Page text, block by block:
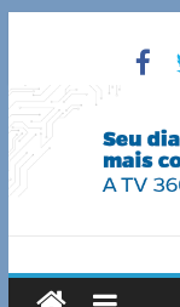
content
TV